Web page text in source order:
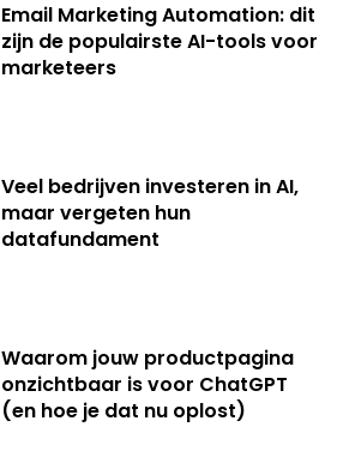
Email Marketing Automation: dit
zijn de populairste AI-tools voor
marketeers
Veel bedrijven investeren in AI,
maar vergeten hun
datafundament
Waarom jouw productpagina
onzichtbaar is voor ChatGPT
(en hoe je dat nu oplost)